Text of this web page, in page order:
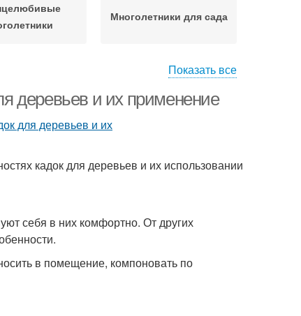
Многолетники для сада
Показать все
деревьев и их применение
кадок для деревьев и их использовании
себя в них комфортно. От других
в помещение, компоновать по